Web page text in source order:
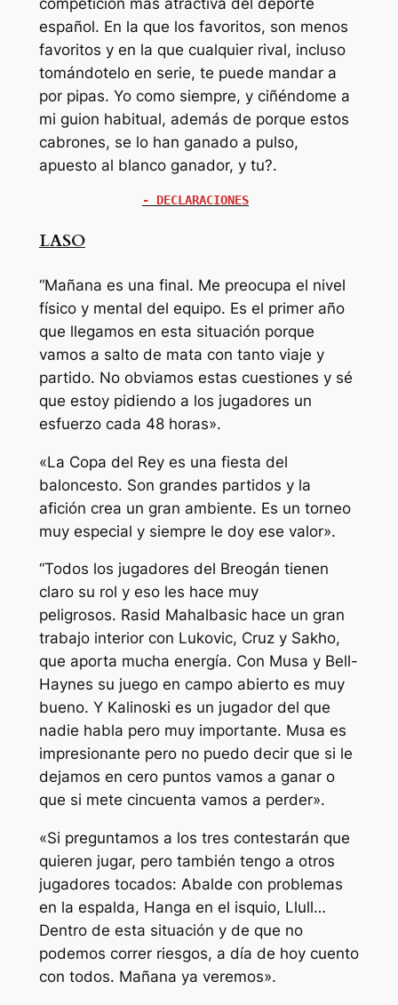
español. En la que los favoritos, son menos
favoritos y en la que cualquier rival, incluso
tomándotelo en serie, te puede mandar a
por pipas. Yo como siempre, y ciñéndome a
mi guion habitual, además de porque estos
cabrones, se lo han ganado a pulso,
apuesto al blanco ganador, y tu?.
- DECLARACIONES
LASO
“Mañana es una final. Me preocupa el nivel
físico y mental del equipo. Es el primer año
que llegamos en esta situación porque
vamos a salto de mata con tanto viaje y
partido. No obviamos estas cuestiones y sé
que estoy pidiendo a los jugadores un
esfuerzo cada 48 horas».
«La Copa del Rey es una fiesta del
baloncesto. Son grandes partidos y la
afición crea un gran ambiente. Es un torneo
muy especial y siempre le doy ese valor».
“Todos los jugadores del Breogán tienen
claro su rol y eso les hace muy
peligrosos. Rasid Mahalbasic hace un gran
trabajo interior con Lukovic, Cruz y Sakho,
que aporta mucha energía. Con Musa y Bell-
Haynes su juego en campo abierto es muy
bueno. Y Kalinoski es un jugador del que
nadie habla pero muy importante. Musa es
impresionante pero no puedo decir que si le
dejamos en cero puntos vamos a ganar o
que si mete cincuenta vamos a perder».
«Si preguntamos a los tres contestarán que
quieren jugar, pero también tengo a otros
jugadores tocados: Abalde con problemas
en la espalda, Hanga en el isquio, Llull…
Dentro de esta situación y de que no
podemos correr riesgos, a día de hoy cuento
con todos. Mañana ya veremos».